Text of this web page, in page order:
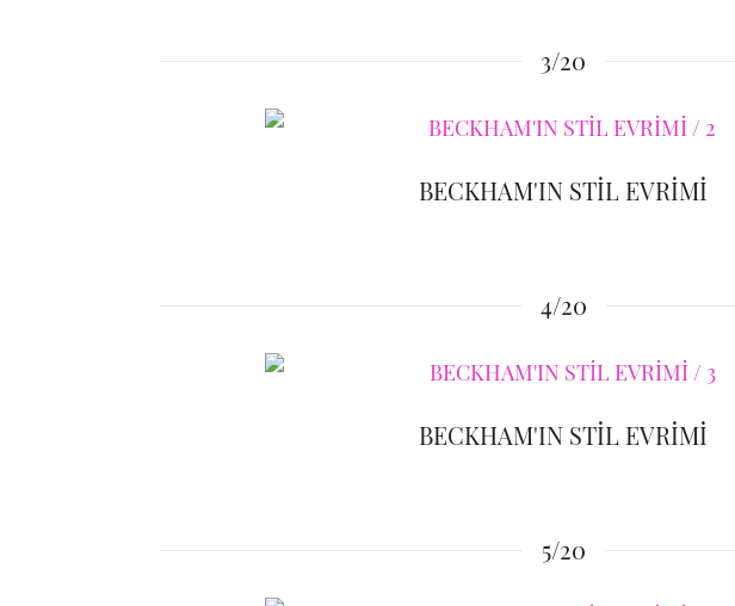
3/20
BECKHAM'IN STİL EVRİMİ
4/20
BECKHAM'IN STİL EVRİMİ
5/20